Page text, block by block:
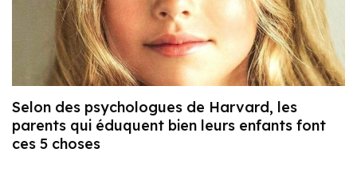
Selon des psychologues de Harvard, les
parents qui éduquent bien leurs enfants font
ces 5 choses